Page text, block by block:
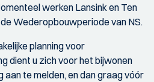
werken Lansink en Ten
Wederopbouwperiode van NS.
planning voor
dient u zich voor het bijwonen
te melden, en dan graag vóór